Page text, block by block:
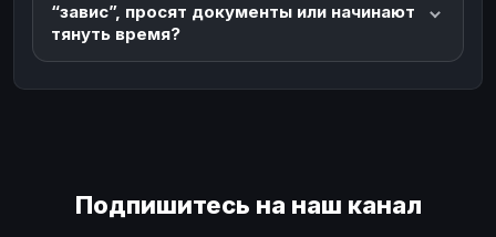
“завис”, просят документы или начинают
тянуть время?
Подпишитесь на наш канал